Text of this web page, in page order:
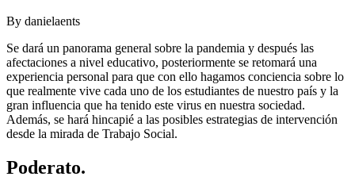
By danielaents
Se dará un panorama general sobre la pandemia y después las
afectaciones a nivel educativo, posteriormente se retomará una
experiencia personal para que con ello hagamos conciencia sobre lo
que realmente vive cada uno de los estudiantes de nuestro país y la
gran influencia que ha tenido este virus en nuestra sociedad.
Además, se hará hincapié a las posibles estrategias de intervención
desde la mirada de Trabajo Social.
Poderato.